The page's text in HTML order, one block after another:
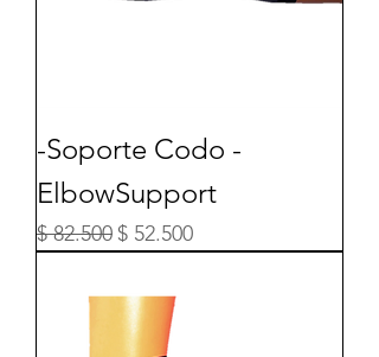
-Soporte Codo -
ElbowSupport
Precio
$ 82.500 Precio de oferta
$ 52.500